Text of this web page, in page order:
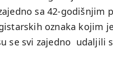
sa 42-
oznaka kojim
se svi zajedno udaljili